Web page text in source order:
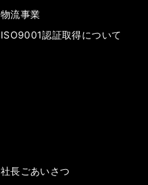
物流事業
ISO9001認証取得について
社長ごあいさつ